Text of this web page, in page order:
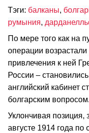
Тэги: балканы,
румыния,
По мере того как на
операции
привлечения к ней
России –
английский кабинет
болгарским вопросом.
Уклончивая позиция,
августе 1914 года